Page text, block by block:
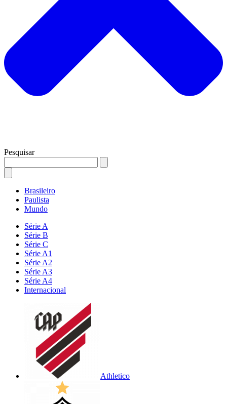
Pesquisar
Brasileiro
Paulista
Mundo
Série A
Série B
Série C
Série A1
Série A2
Série A3
Série A4
Internacional
Athletico